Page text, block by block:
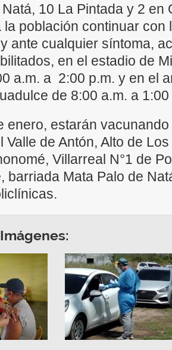
10 La Pintada y 2 en
la población continuar con
ante cualquier síntoma,
en el estadio de
a.m. a 2:00 p.m. y en el
de 8:00 a.m. a
enero, estarán
Valle de Antón, Alto de
Villarreal N°1 de
barriada Mata Palo de